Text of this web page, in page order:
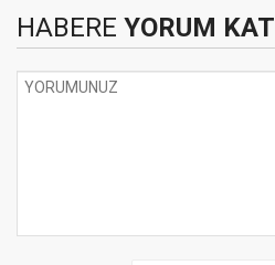
HABERE YORUM KAT